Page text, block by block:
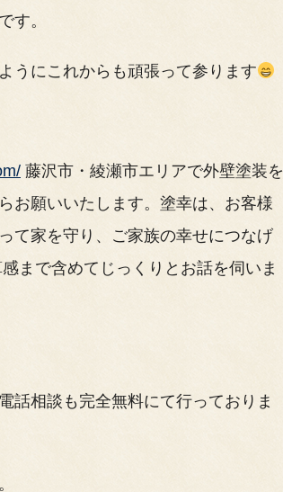
す。
うにこれからも頑張って参ります
藤沢市・綾瀬市エリアで外壁塗装を
お願いいたします。塗幸は、お客様
て家を守り、ご家族の幸せにつなげ
まで含めてじっくりとお話を伺いま
話相談も完全無料にて行っておりま